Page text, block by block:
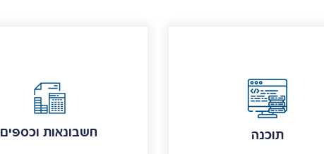
חשבונאות וכספים תוכנה